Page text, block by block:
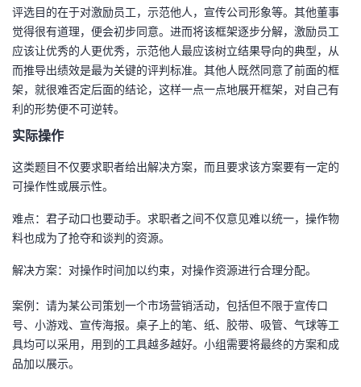
评选目的在于对激励员工，示范他人，宣传公司形象等。其他董事
觉得很有道理，便会初步同意。进而将该框架逐步分解，激励员工
应该让优秀的人更优秀，示范他人最应该树立结果导向的典型，从
而推导出绩效是最为关键的评判标准。其他人既然同意了前面的框
架，就很难否定后面的结论，这样一点一点地展开框架，对自己有
利的形势便不可逆转。
实际操作
这类题目不仅要求职者给出解决方案，而且要求该方案要有一定的
可操作性或展示性。
难点：君子动口也要动手。求职者之间不仅意见难以统一，操作物
料也成为了抢夺和谈判的资源。
解决方案：对操作时间加以约束，对操作资源进行合理分配。
案例：请为某公司策划一个市场营销活动，包括但不限于宣传口
号、小游戏、宣传海报。桌子上的笔、纸、胶带、吸管、气球等工
具均可以采用，用到的工具越多越好。小组需要将最终的方案和成
品加以展示。